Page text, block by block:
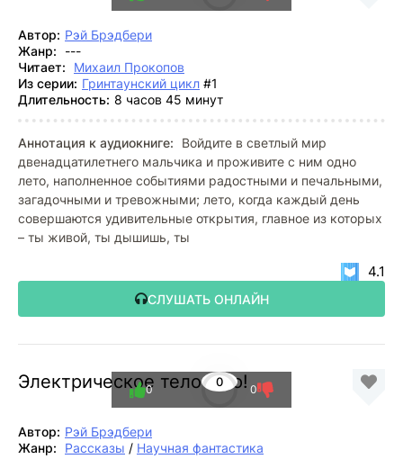
Автор: Рэй Брэдбери
Жанр:
---
Читает:
Михаил Прокопов
Из серии: Гринтаунский цикл #1
Длительность: 8 часов 45 минут
Аннотация к аудиокниге:
Войдите в светлый мир
двенадцатилетнего мальчика и проживите с ним одно
лето, наполненное событиями радостными и печальными,
загадочными и тревожными; лето, когда каждый день
совершаются удивительные открытия, главное из которых
– ты живой, ты дышишь, ты
СЛУШАТЬ ОНЛАЙН
4.1
Электрическое тело пою!
0
0 0
Автор: Рэй Брэдбери
Жанр:
Рассказы / Научная фантастика